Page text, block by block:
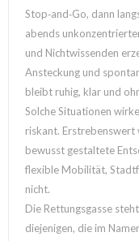
Stop‑and‑Go, dann
abends
und Nichtwissenden
Ansteckung und
bleibt ruhig, klar und
Solche Situationen
riskant. Erstrebenswert
bewusst gestaltete
flexible Mobilität,
nicht.
Die Rettungsgasse
diejenigen, die im